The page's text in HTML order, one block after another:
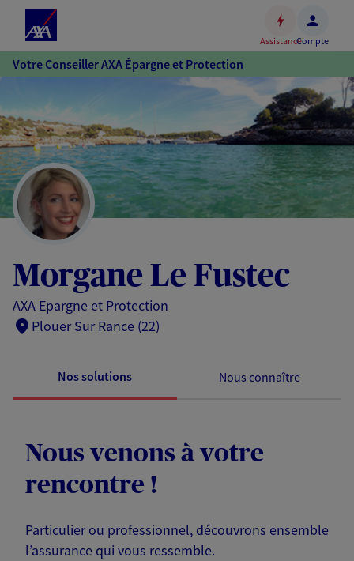
Accéder
au
contenu
au
pied
de
page
AssistanceCompte
Votre Conseiller AXA Épargne et Protection
Morgane Le Fustec
AXA Epargne et Protection
Plouer Sur Rance (22)
Nos solutions Nous connaître
Nous venons à votre
rencontre !
Particulier ou professionnel, découvrons ensemble
l’assurance qui vous ressemble.